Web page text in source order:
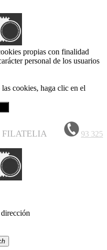
propias con finalidad
personal de los usuarios
cookies, haga clic en el
93 325